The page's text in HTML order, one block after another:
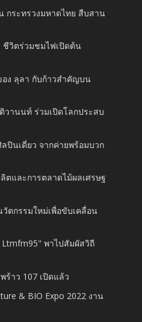
ระทรวงมหาดไทย สืบสาน
ชีวิตร่วมชมไฟเปิดต้น
อง ลุลา กับก้าวสำคัญบน
วานนท์ ร่วมเปิดโลกประสบ
ลปินเดี่ยว จากค่ายพร้อมบวก
ตและการตลาดไม้ผลเศรษฐ
ตกรรมใหม่เพื่อขับเคลื่อน
พาไปสัมผัสวิถี
ร้าว 107 เปิดแล้ว
& BIO Expo 2022 งาน